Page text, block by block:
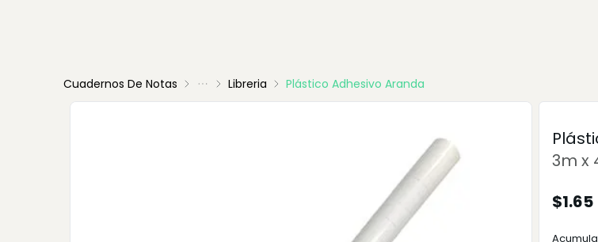
Cuadernos De Notas Libreria Plástico Adhesivo Aranda
3m x
$1.65
Acumula